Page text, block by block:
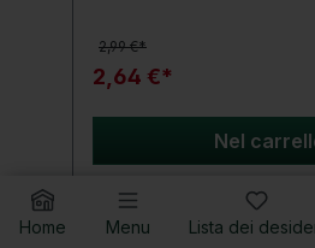
SegmentAnpassbarer
BleifreigabeKompatibel mit
ClipsPackungsinhalt: 10
StückEinsatzbereichDie
Lead Clip Tail Rubbers
Montage gefährdest. Durch
abschneidbare Segment
2,99 €*
2,64 €*
Nel
Home Menu Lista dei